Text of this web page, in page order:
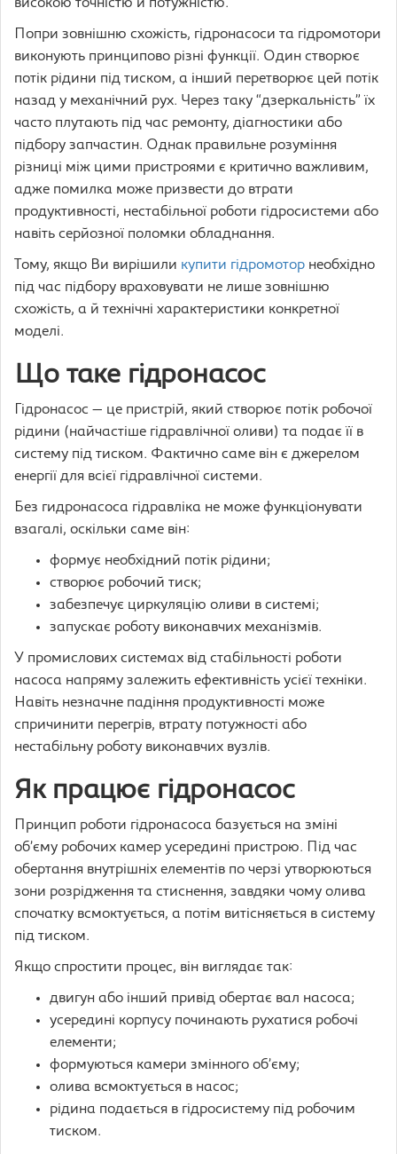
високою точністю й потужністю.
Попри зовнішню схожість, гідронасоси та гідромотори
виконують принципово різні функції. Один створює
потік рідини під тиском, а інший перетворює цей потік
назад у механічний рух. Через таку “дзеркальність” їх
часто плутають під час ремонту, діагностики або
підбору запчастин. Однак правильне розуміння
різниці між цими пристроями є критично важливим,
адже помилка може призвести до втрати
продуктивності, нестабільної роботи гідросистеми або
навіть серйозної поломки обладнання.
Тому, якщо Ви вирішили купити гідромотор необхідно
під час підбору враховувати не лише зовнішню
схожість, а й технічні характеристики конкретної
моделі.
Що таке гідронасос
Гідронасос — це пристрій, який створює потік робочої
рідини (найчастіше гідравлічної оливи) та подає її в
систему під тиском. Фактично саме він є джерелом
енергії для всієї гідравлічної системи.
Без гидронасоса гідравліка не може функціонувати
взагалі, оскільки саме він:
формує необхідний потік рідини;
створює робочий тиск;
забезпечує циркуляцію оливи в системі;
запускає роботу виконавчих механізмів.
У промислових системах від стабільності роботи
насоса напряму залежить ефективність усієї техніки.
Навіть незначне падіння продуктивності може
спричинити перегрів, втрату потужності або
нестабільну роботу виконавчих вузлів.
Як працює гідронасос
Принцип роботи гідронасоса базується на зміні
об’єму робочих камер усередині пристрою. Під час
обертання внутрішніх елементів по черзі утворюються
зони розрідження та стиснення, завдяки чому олива
спочатку всмоктується, а потім витісняється в систему
під тиском.
Якщо спростити процес, він виглядає так:
двигун або інший привід обертає вал насоса;
усередині корпусу починають рухатися робочі
елементи;
формуються камери змінного об’єму;
олива всмоктується в насос;
рідина подається в гідросистему під робочим
тиском.